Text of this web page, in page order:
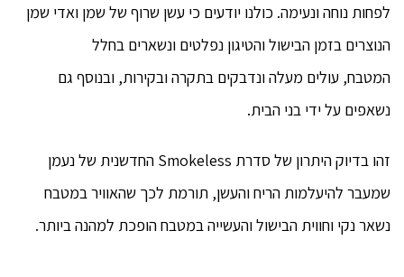
לפחות נוחה ונעימה. כולנו יודעים כי עשן שרוף של שמן ואדי שמן
הנוצרים בזמן הבישול והטיגון נפלטים ונשארים בחלל
המטבח, עולים מעלה ונדבקים בתקרה ובקירות, ובנוסף גם
נשאפים על ידי בני הבית.
זהו בדיוק היתרון של סדרת Smokeless החדשנית של נעמן
שמעבר להיעלמות הריח והעשן, תורמת לכך שהאוויר במטבח
נשאר נקי וחווית הבישול והעשייה במטבח הופכת למהנה ביותר.